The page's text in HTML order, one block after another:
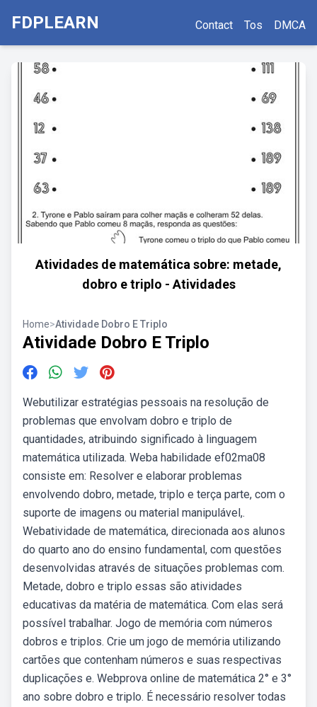
FDPLEARN Contact Tos DMCA
Atividades de matemática sobre: metade,
dobro e triplo - Atividades
Home>Atividade Dobro E Triplo
Atividade Dobro E Triplo
Webutilizar estratégias pessoais na resolução de
problemas que envolvam dobro e triplo de
quantidades, atribuindo significado à linguagem
matemática utilizada. Weba habilidade ef02ma08
consiste em: Resolver e elaborar problemas
envolvendo dobro, metade, triplo e terça parte, com o
suporte de imagens ou material manipulável,.
Webatividade de matemática, direcionada aos alunos
do quarto ano do ensino fundamental, com questões
desenvolvidas através de situações problemas com.
Metade, dobro e triplo essas são atividades
educativas da matéria de matemática. Com elas será
possível trabalhar. Jogo de memória com números
dobros e triplos. Crie um jogo de memória utilizando
cartões que contenham números e suas respectivas
duplicações e. Webprova online de matemática 2° e 3°
ano sobre dobro e triplo. É necessário resolver todas